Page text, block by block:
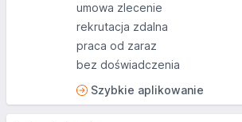
umowa zlecenie
rekrutacja zdalna
praca od zaraz
bez doświadczenia
Szybkie aplikowanie